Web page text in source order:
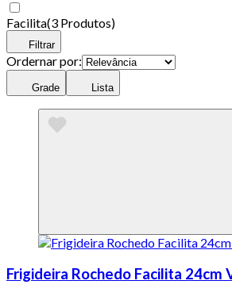
Facilita(3 Produtos)
Filtrar
Ordernar por:
Grade Lista
Frigideira Rochedo Facilita 24cm